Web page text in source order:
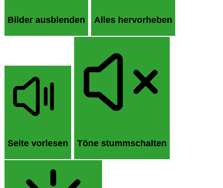
Bilder ausblenden Alles hervorheben
Seite vorlesen Töne stummschalten